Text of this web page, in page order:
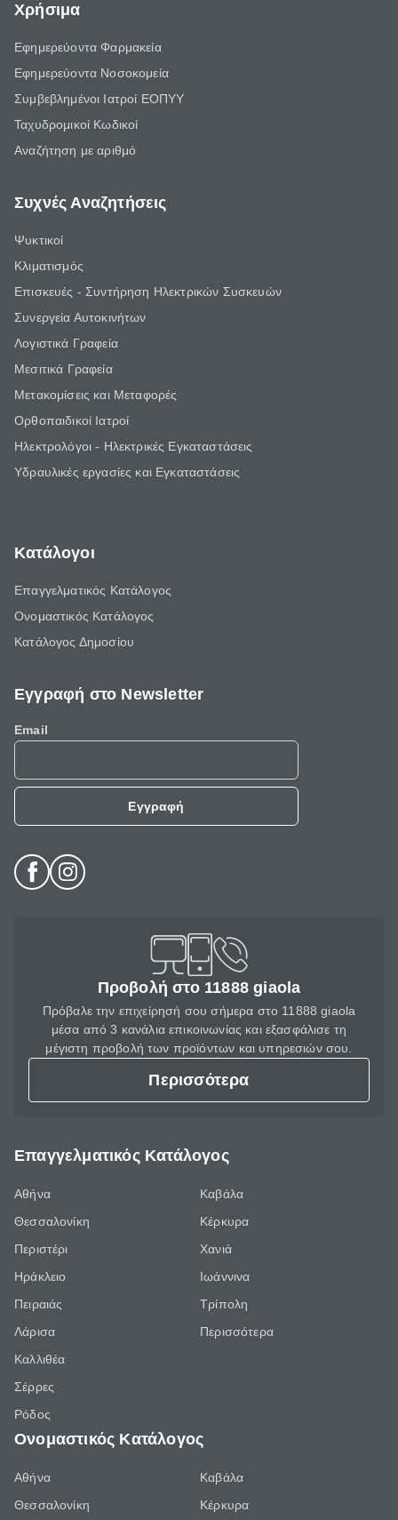
Χρήσιμα
Εφημερεύοντα Φαρμακεία
Εφημερεύοντα Νοσοκομεία
Συμβεβλημένοι Ιατροί ΕΟΠΥΥ
Ταχυδρομικοί Κωδικοί
Αναζήτηση με αριθμό
Συχνές Αναζητήσεις
Ψυκτικοί
Κλιματισμός
Επισκευές - Συντήρηση Ηλεκτρικών Συσκευών
Συνεργεία Αυτοκινήτων
Λογιστικά Γραφεία
Μεσιτικά Γραφεία
Μετακομίσεις και Μεταφορές
Ορθοπαιδικοί Ιατροί
Ηλεκτρολόγοι - Ηλεκτρικές Εγκαταστάσεις
Υδραυλικές εργασίες και Εγκαταστάσεις
Κατάλογοι
Επαγγελματικός Κατάλογος
Ονομαστικός Κατάλογος
Κατάλογος Δημοσίου
Εγγραφή στο Newsletter
Email
Εγγραφή
Προβολή στο 11888 giaola
Πρόβαλε την επιχείρησή σου σήμερα στο 11888 giaola
μέσα από 3 κανάλια επικοινωνίας και εξασφάλισε τη
μέγιστη προβολή των προϊόντων και υπηρεσιών σου.
Περισσότερα
Επαγγελματικός Κατάλογος
Αθήνα
Θεσσαλονίκη
Περιστέρι
Ηράκλειο
Πειραιάς
Λάρισα
Καλλιθέα
Σέρρες
Ρόδος
Καβάλα
Κέρκυρα
Χανιά
Ιωάννινα
Τρίπολη
Περισσότερα
Ονομαστικός Κατάλογος
Αθήνα
Θεσσαλονίκη
Καβάλα
Κέρκυρα